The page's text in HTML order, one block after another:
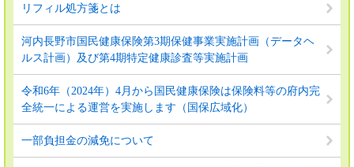
リフィル処方箋とは
河内長野市国民健康保険第3期保健事業実施計画（データヘ
ルス計画）及び第4期特定健康診査等実施計画
令和6年（2024年）4月から国民健康保険は保険料等の府内完
全統一による運営を実施します（国保広域化）
一部負担金の減免について